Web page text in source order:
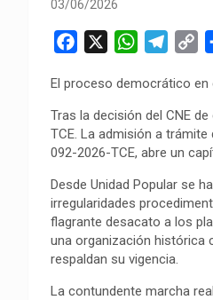
03/06/2026
c
e
b
o
o
k
W
a
t
s
A
p
p
l
e
g
r
a
m
p
y
L
i
n
k
El proceso democrático en
‎Tras la decisión del CNE
TCE. La admisión a
092-2026-TCE, abre un
‎Desde Unidad Popular se
irregularidades
flagrante desacato a los
una organización histórica
respaldan su vigencia.
‎La contundente marcha